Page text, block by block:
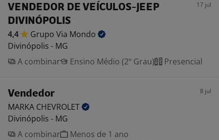
VENDEDOR DE VEÍCULOS-JEEP
DIVINÓPOLIS
17 jul
4,4 Grupo Via Mondo
Divinópolis - MG
A combinar
Ensino Médio (2º Grau) Presencial
Vendedor 8 jul
MARKA CHEVROLET
Divinópolis - MG
A combinar
Menos de 1 ano